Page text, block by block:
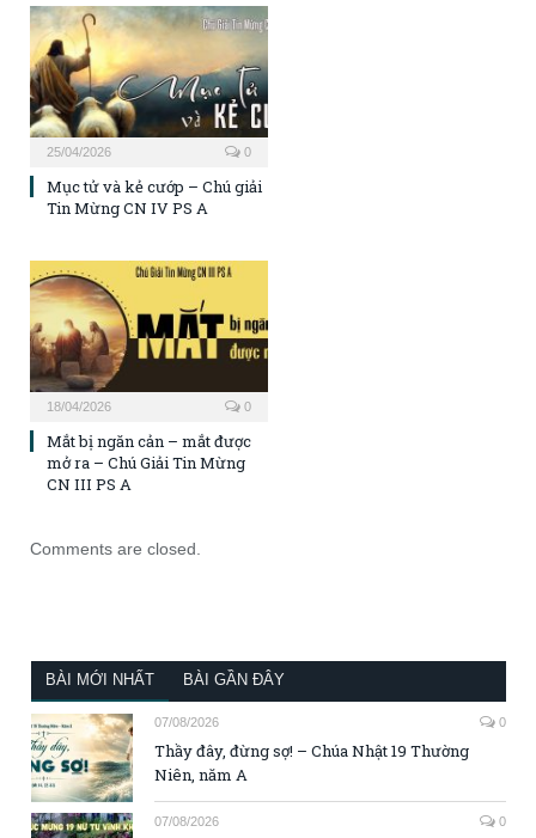
25/04/2026 0
Mục tử và kẻ cướp – Chú giải
Tin Mừng CN IV PS A
18/04/2026 0
Mắt bị ngăn cản – mắt được
mở ra – Chú Giải Tin Mừng
CN III PS A
Comments are closed.
BÀI MỚI NHẤT BÀI GẦN ĐÂY
07/08/2026 0
Thầy đây, đừng sợ! – Chúa Nhật 19 Thường
Niên, năm A
07/08/2026 0